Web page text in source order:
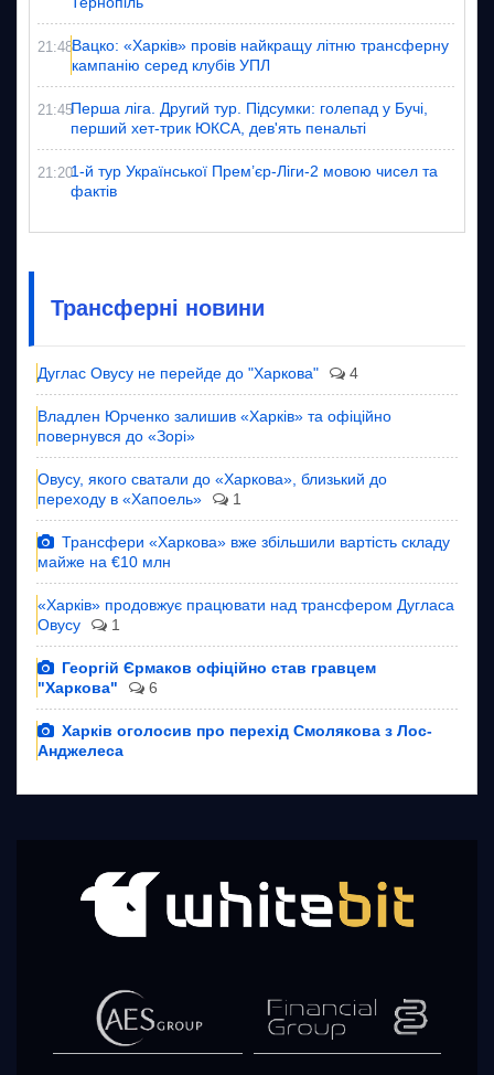
21:48Вацко: «Харків» провів найкращу літню трансферну
кампанію серед клубів УПЛ
21:45Перша ліга. Другий тур. Підсумки: голепад у Бучі,
перший хет-трик ЮКСА, дев'ять пенальті
21:201-й тур Української Прем’єр-Ліги-2 мовою чисел та
фактів
Трансферні новини
Дуглас Овусу не перейде до "Харкова" 4
Владлен Юрченко залишив «Харків» та офіційно
повернувся до «Зорі»
Овусу, якого сватали до «Харкова», близький до
переходу в «Хапоель»
1
Трансфери «Харкова» вже збільшили вартість складу
майже на €10 млн
«Харків» продовжує працювати над трансфером Дугласа
Овусу
1
Георгій Єрмаков офіційно став гравцем
"Харкова"
6
Харків оголосив про перехід Смолякова з Лос-
Анджелеса